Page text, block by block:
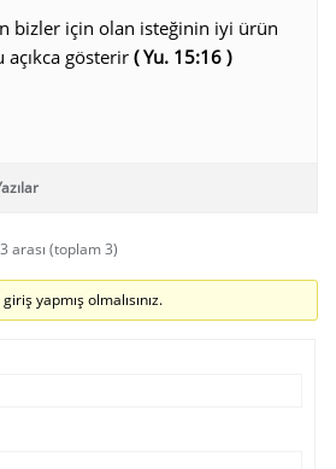
bizler için olan isteğinin iyi ürün
gösterir ( Yu. 15:16 )
arası (toplam 3)
yapmış olmalısınız.